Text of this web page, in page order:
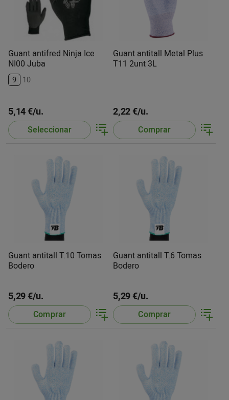
Guant antifred Ninja Ice
NI00 Juba
9 10
5,14 €/u.
Seleccionar
Guant antitall Metal Plus
T11 2unt 3L
2,22 €/u.
Comprar
Guant antitall T.10 Tomas
Bodero
5,29 €/u.
Comprar
Guant antitall T.6 Tomas
Bodero
5,29 €/u.
Comprar